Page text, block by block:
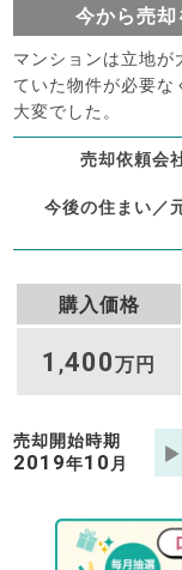
今から売却
マンションは立地が
ていた物件が必要な
大変でした。
売却依頼会
今後の住まい／
購入価格
1 ,400万円
売却開始時期
2019年10 月